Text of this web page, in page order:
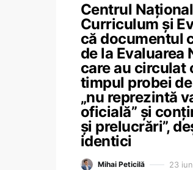
Centrul
Curriculum și
că documentul
de la Evaluarea
care au circulat
timpul probei
„nu reprezintă
oficială” și
și prelucrări”,
identici
Mihai Peticilă 23